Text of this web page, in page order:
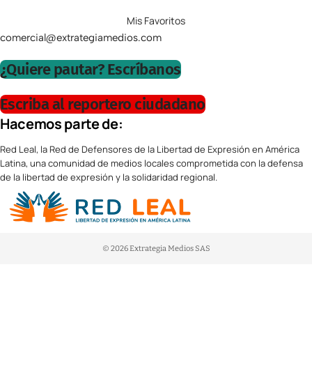
Mis Favoritos
comercial@extrategiamedios.com
¿Quiere pautar? Escríbanos
Escriba al reportero ciudadano
Hacemos parte de:
Red Leal, la Red de Defensores de la Libertad de Expresión en América
Latina, una comunidad de medios locales comprometida con la defensa
de la libertad de expresión y la solidaridad regional.
© 2026 Extrategia Medios SAS